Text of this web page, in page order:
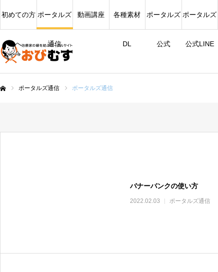
初めての方
へ
ポータルズ
通信
動画講座 各種素材
DL
ポータルズ
公式
ポータルズ
公式LINE
ポータルズ通信 ポータルズ通信
バナーバンクの使い方
2022.02.03 ポータルズ通信